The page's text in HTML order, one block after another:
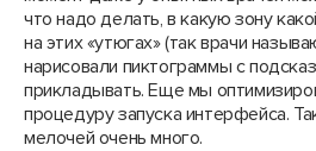
что надо делать, в какую зону
на этих «утюгах» (так врачи
нарисовали пиктограммы с
прикладывать. Еще мы
процедуру запуска интерфейса.
мелочей очень много.